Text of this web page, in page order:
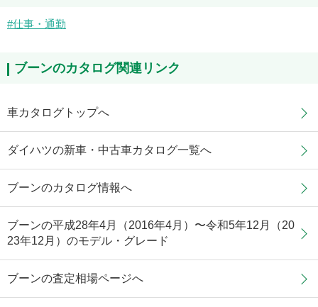
仕事・通勤
ブーンのカタログ関連リンク
車カタログトップへ
ダイハツの新車・中古車カタログ一覧へ
ブーンのカタログ情報へ
ブーンの平成28年4月（2016年4月）〜令和5年12月（20
23年12月）のモデル・グレード
ブーンの査定相場ページへ